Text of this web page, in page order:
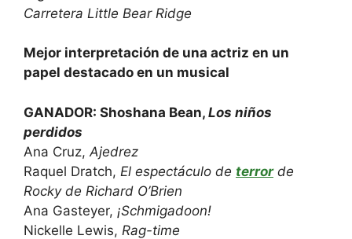
Carretera Little Bear Ridge
Mejor interpretación de una actriz en un
papel destacado en un musical
GANADOR: Shoshana Bean, Los niños
perdidos
Ana Cruz, Ajedrez
Raquel Dratch, El espectáculo de terrorde
Rocky de Richard O’Brien
Ana Gasteyer, ¡Schmigadoon!
Nickelle Lewis, Rag-time